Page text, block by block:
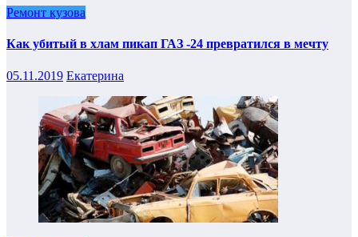
Ремонт кузова
Как убитый в хлам пикап ГАЗ -24 превратился в мечту
05.11.2019 Екатерина